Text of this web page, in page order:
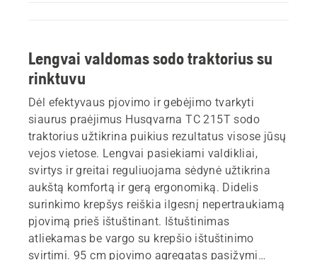
Lengvai valdomas sodo traktorius su
rinktuvu
Dėl efektyvaus pjovimo ir gebėjimo tvarkyti
siaurus praėjimus Husqvarna TC 215T sodo
traktorius užtikrina puikius rezultatus visose jūsų
vejos vietose. Lengvai pasiekiami valdikliai,
svirtys ir greitai reguliuojama sėdynė užtikrina
aukštą komfortą ir gerą ergonomiką. Didelis
surinkimo krepšys reiškia ilgesnį nepertraukiamą
pjovimą prieš ištuštinant. Ištuštinimas
atliekamas be vargo su krepšio ištuštinimo
svirtimi. 95 cm pjovimo agregatas pasižymi